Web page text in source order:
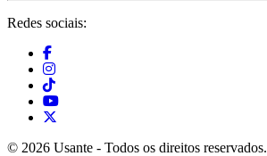
Redes sociais:
© 2026 Usante - Todos os direitos reservados.